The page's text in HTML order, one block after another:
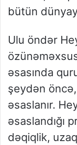
bütün
Ulu öndər
əsasında
şeydən
əsaslanır.
əsaslandığı
dəqiqlik,